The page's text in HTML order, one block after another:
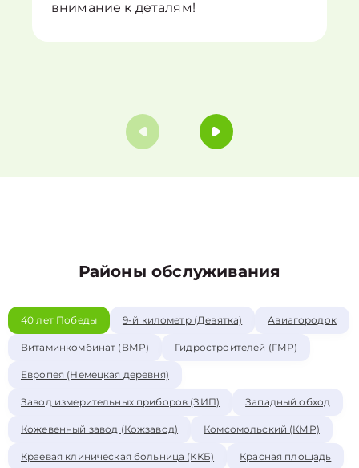
внимание к деталям!
Районы обслуживания
40 лет Победы 9-й километр (Девятка) Авиагородок
Витаминкомбинат (ВМР) Гидростроителей (ГМР)
Европея (Немецкая деревня)
Завод измерительных приборов (ЗИП) Западный обход
Кожевенный завод (Кожзавод) Комсомольский (КМР)
Краевая клиническая больница (ККБ) Красная площадь